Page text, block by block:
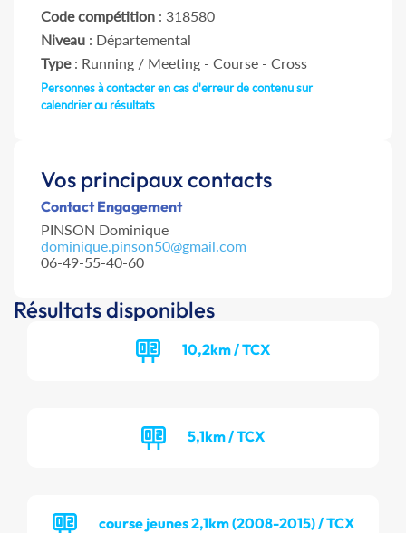
Code compétition : 318580
Niveau : Départemental
Type: Running / Meeting - Course - Cross
Personnes à contacter en cas d'erreur de contenu sur
calendrier ou résultats
Vos principaux contacts
Contact Engagement
PINSON Dominique
dominique.pinson50@gmail.com
06-49-55-40-60
Résultats disponibles
10,2km / TCX
5,1km / TCX
course jeunes 2,1km (2008-2015) / TCX